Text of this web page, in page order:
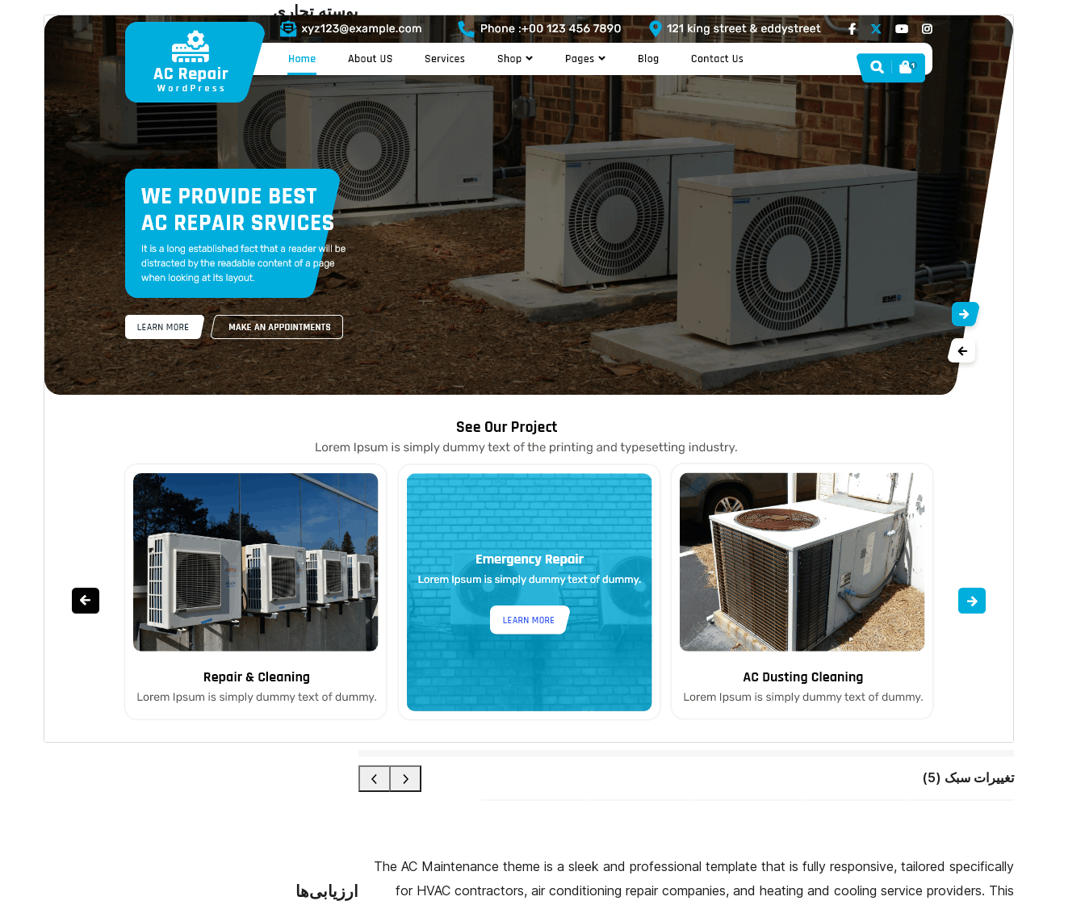
تغییرات سبک (5)
پوسته تجاری
این پوسته رایگان است اما ارتقا یا پشتیبانی تجاری مالی
اضافی را ارائه می‌دهد.
پیش‌نمایشدانلود
نگارش
3.2.3
آخرین به‌روزرسانی
9 جولای 2026
نصب‌های فعال
نگارش وردپرس
نگارش PHP
7.2
صفحه اصلی پوسته
The AC Maintenance theme is a sleek and professional template that is fully responsive, tailored specifically
for HVAC contractors, air conditioning repair companies, and heating and cooling service providers. This
ارزیابی‌ها